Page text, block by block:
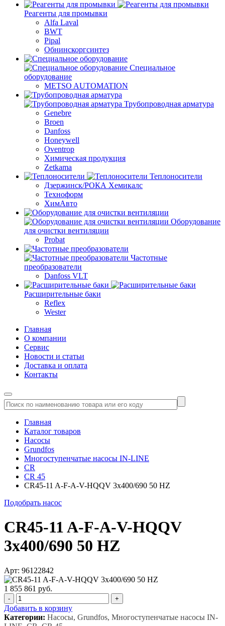
Реагенты для промывки
Alfa Laval
BWT
Pipal
Обнинскоргсинтез
Специальное
оборудование
METSO AUTOMATION
Трубопроводная арматура
Genebre
Broen
Danfoss
Honeywell
Oventrop
Химическая продукция
Zetkama
Теплоносители
Дзержинск/РОКА Хемикалс
Техноформ
ХимАвто
Оборудование
для очистки вентиляции
Probat
Частотные
преобразователи
Danfoss VLT
Расширительные баки
Reflex
Wester
Главная
О компании
Сервис
Новости и статьи
Доставка и оплата
Контакты
Главная
Каталог товаров
Насосы
Grundfos
Многоступенчатые насосы IN-LINE
CR
CR 45
CR45-11 A-F-A-V-HQQV 3x400/690 50 HZ
Подобрать насос
CR45-11 A-F-A-V-HQQV
3x400/690 50 HZ
Арт: 96122842
1 855 861 руб.
- +
Добавить в корзину
Категории: Насосы, Grundfos, Многоступенчатые насосы IN-